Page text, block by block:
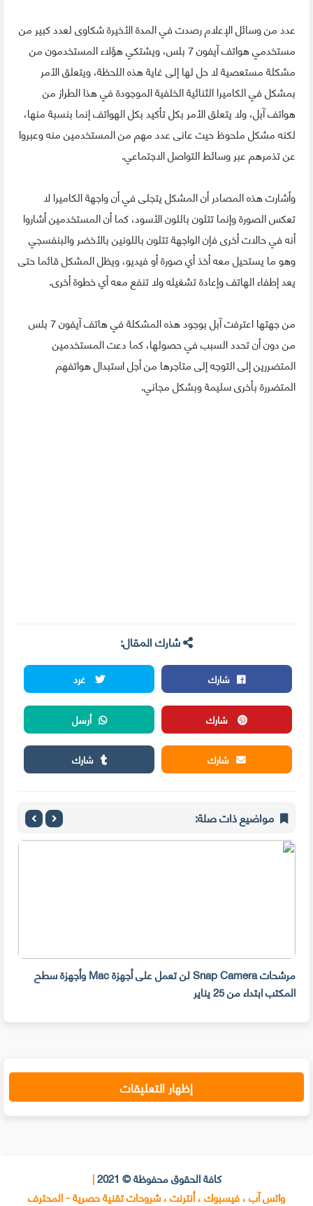
عدد من وسائل الإعلام رصدت في المدة الأخيرة شكاوى لعدد كبير من
مستخدمي هواتف آيفون 7 بلس، ويشتكي هؤلاء المستخدمون من
مشكلة مستعصية لا حل لها إلى غاية هذه اللحظة، ويتعلق الأمر
بمشكل في الكاميرا الثنائية الخلفية الموجودة في هذا الطراز من
هواتف آبل، ولا يتعلق الأمر بكل تأكيد بكل الهواتف إنما بنسبة منها،
لكنه مشكل ملحوظ حيت عانى عدد مهم من المستخدمين منه وعبروا
عن تذمرهم عبر وسائط التواصل الاجتماعي.
وأشارت هذه المصادر أن المشكل يتجلى في أن واجهة الكاميرا لا
تعكس الصورة وإنما تتلون باللون الأسود، كما أن المستخدمين أشاروا
أنه في حالات أخرى فإن الواجهة تتلون باللونين بالأخضر والبنفسجي
وهو ما يستحيل معه أخذ أي صورة أو فيديو، ويظل المشكل قائما حتى
يعد إطفاء الهاتف وإعادة تشغيله ولا تنفع معه أي خطوة أخرى.
من جهتها اعترفت آبل بوجود هذه المشكلة في هاتف آيفون 7 بلس
من دون أن تحدد السبب في حصولها، كما دعت المستخدمين
المتضررين إلى التوجه إلى متاجرها من أجل استبدال هواتفهم
المتضررة بأخرى سليمة وبشكل مجاني.
شارك المقال:
شارك
غرد
شارك
أرسل
شارك
شارك
مواضيع ذات صلة:
مرشحات Snap Camera لن تعمل على أجهزة Mac وأجهزة سطح
المكتب ابتداء من 25 يناير
إظهار التعليقات
كافة الحقوق محفوظة © 2021 |
واتس آب ، فيسبوك ، أنترنت ، شروحات تقنية حصرية - المحترف